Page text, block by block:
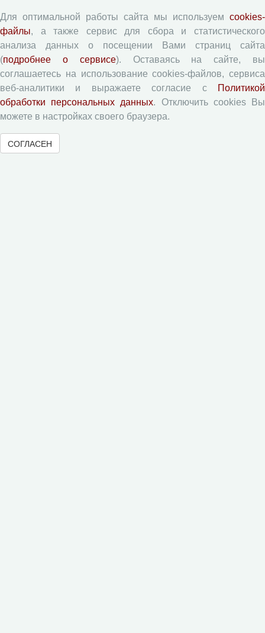
Политика открытого доступа
Политика раскрытия
Публикации
Текущий номер (Том 19, №3, 2026)
Архив
Авторы
Для оптимальной работы сайта мы используем cookies-
файлы, а также сервис для сбора и статистического
анализа данных о посещении Вами страниц сайта
(подробнее о сервисе). Оставаясь на сайте, вы
соглашаетесь на использование cookies-файлов, сервиса
веб-аналитики и выражаете согласие с
Политикой
обработки персональных данных. Отключить cookies Вы
можете в настройках своего браузера.
СОГЛАСЕН